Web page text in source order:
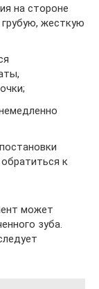
на стороне
жесткую
к
может
зуба.